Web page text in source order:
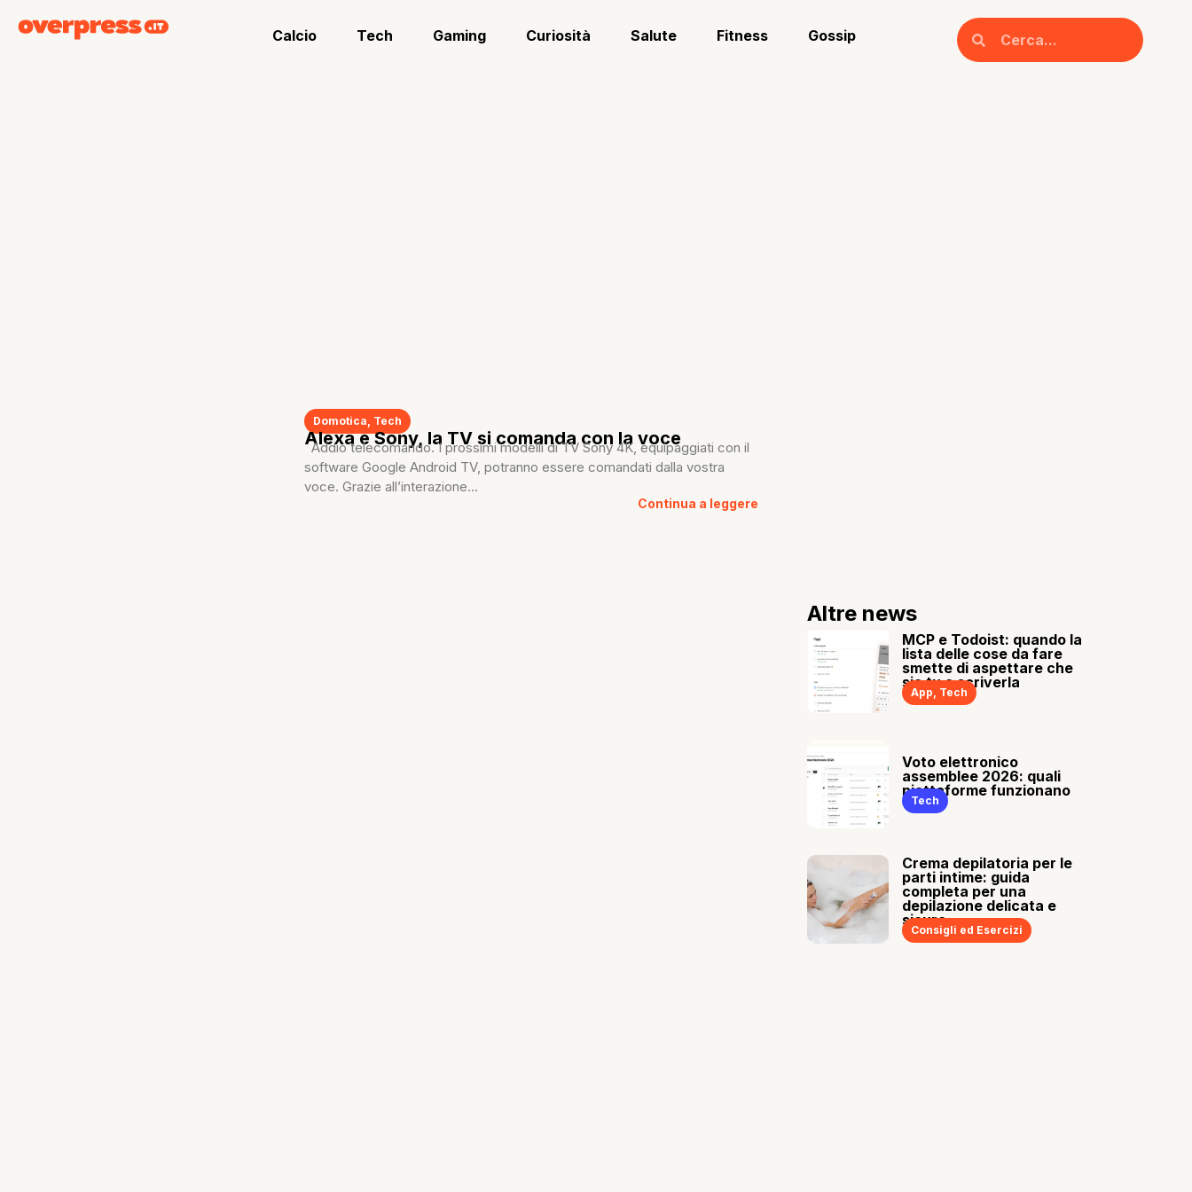
Calcio Tech Gaming Curiosità Salute Fitness Gossip
Domotica, Tech
Alexa e Sony, la TV si comanda con la voce
Addio telecomando. I prossimi modelli di TV Sony 4K, equipaggiati con il
software Google Android TV, potranno essere comandati dalla vostra
voce. Grazie all’interazione...
Continua a leggere
Altre news
MCP e Todoist: quando la
lista delle cose da fare
smette di aspettare che
sia tu a scriverla
App, Tech
Voto elettronico
assemblee 2026: quali
piattaforme funzionano
Tech
Crema depilatoria per le
parti intime: guida
completa per una
depilazione delicata e
sicura
Consigli ed Esercizi